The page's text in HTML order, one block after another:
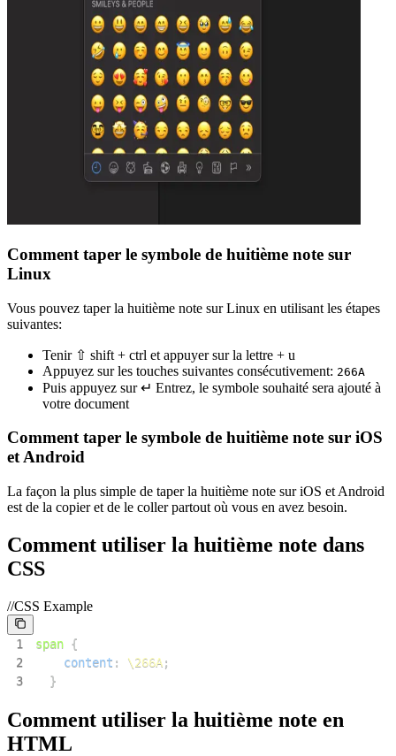
Comment taper le symbole de huitième note sur
Linux
Vous pouvez taper la huitième note sur Linux en utilisant les étapes
suivantes:
Tenir ⇧ shift + ctrl et appuyer sur la lettre + u
Appuyez sur les touches suivantes consécutivement: 266A
Puis appuyez sur ↵ Entrez, le symbole souhaité sera ajouté à
votre document
Comment taper le symbole de huitième note sur iOS
et Android
La façon la plus simple de taper la huitième note sur iOS et Android
est de la copier et de le coller partout où vous en avez besoin.
Comment utiliser la huitième note dans
CSS
//CSS Example
1 span {
2
content : \266A;
3
}
Comment utiliser la huitième note en
HTML